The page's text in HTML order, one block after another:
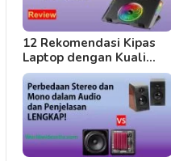
12 Rekomendasi Kipas
Laptop dengan Kuali…